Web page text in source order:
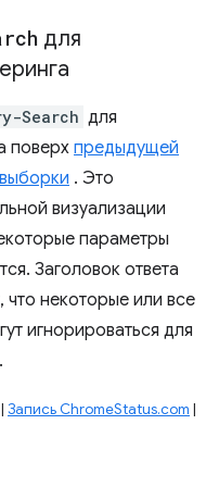
для
Search для
поверх предыдущей
. Это
визуализации
параметры
Заголовок ответа
что некоторые или все
игнорироваться для
| Запись ChromeStatus.com |